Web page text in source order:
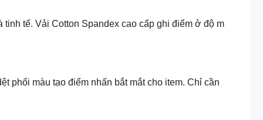
tế. Vải Cotton Spandex cao cấp ghi điểm ở độ m
phối màu tạo điểm nhấn bắt mắt cho item. Chỉ cần